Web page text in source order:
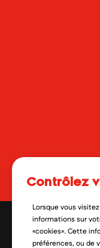
contrôlez
Lorsque vous
informations sur
«cookies». Cette
préférences, ou de